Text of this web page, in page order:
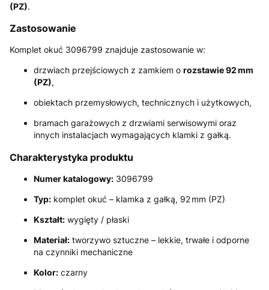
(PZ).
Zastosowanie
Komplet okuć 3096799 znajduje zastosowanie w:
drzwiach przejściowych z zamkiem o rozstawie 92 mm
(PZ),
obiektach przemysłowych, technicznych i użytkowych,
bramach garażowych z drzwiami serwisowymi oraz
innych instalacjach wymagających klamki z gałką.
Charakterystyka produktu
Numer katalogowy: 3096799
Typ: komplet okuć – klamka z gałką, 92 mm (PZ)
Kształt: wygięty / płaski
Materiał: tworzywo sztuczne – lekkie, trwałe i odporne
na czynniki mechaniczne
Kolor: czarny